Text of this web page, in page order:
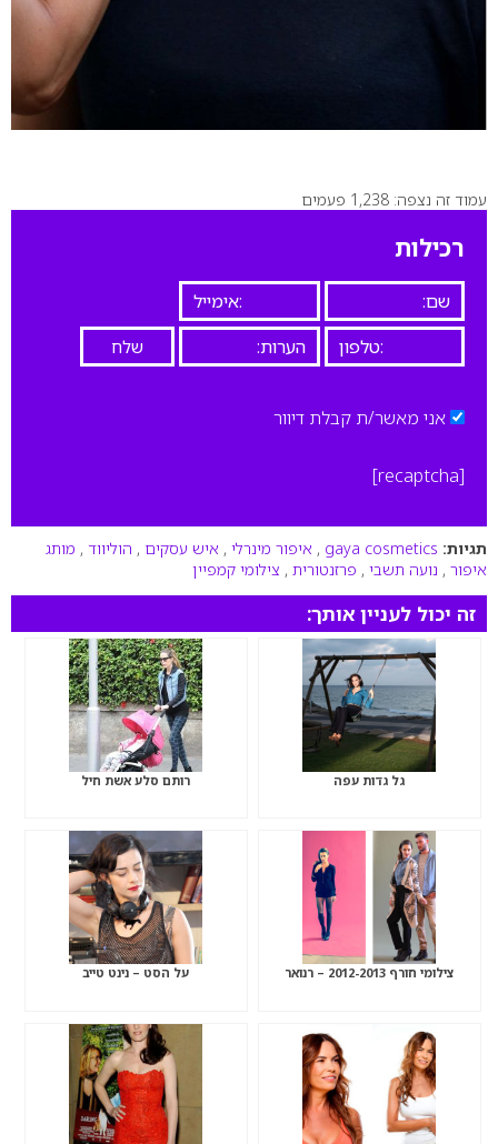
עמוד זה נצפה: 1,238 פעמים
רכילות
אני מאשר/ת קבלת דיוור
[recaptcha]
תגיות: gaya cosmetics
, איפור מינרלי , איש עסקים , הוליווד , מותג
איפור , נועה תשבי , פרזנטורית , צילומי קמפיין
זה יכול לעניין אותך:
גל גדות עפה רותם סלע אשת חיל
צילומי חורף 2012-2013 – רנואר על הסט – נינט טייב